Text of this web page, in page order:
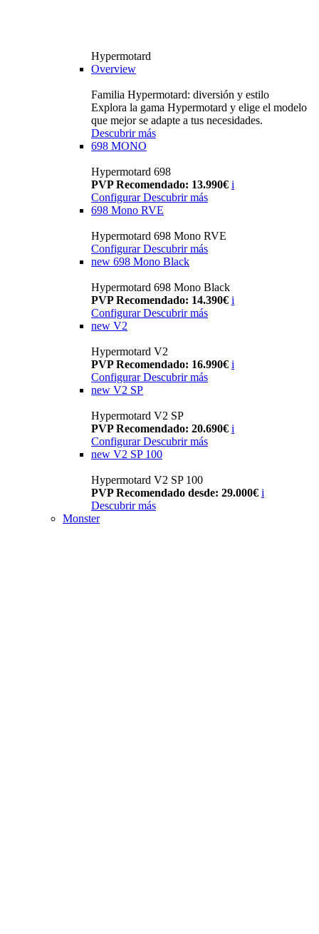
Hypermotard
Overview
Familia Hypermotard: diversión y estilo
Explora la gama Hypermotard y elige el modelo
que mejor se adapte a tus necesidades.
Descubrir más
698 MONO
Hypermotard 698
PVP Recomendado: 13.990€ i
ConfigurarDescubrir más
698 Mono RVE
Hypermotard 698 Mono RVE
Configurar Descubrir más
new 698 Mono Black
Hypermotard 698 Mono Black
PVP Recomendado: 14.390€ i
Configurar Descubrir más
new V2
Hypermotard V2
PVP Recomendado: 16.990€ i
Configurar Descubrir más
new V2 SP
Hypermotard V2 SP
PVP Recomendado: 20.690€ i
Configurar Descubrir más
new V2 SP 100
Hypermotard V2 SP 100
PVP Recomendado desde: 29.000€ i
Descubrir más
Monster